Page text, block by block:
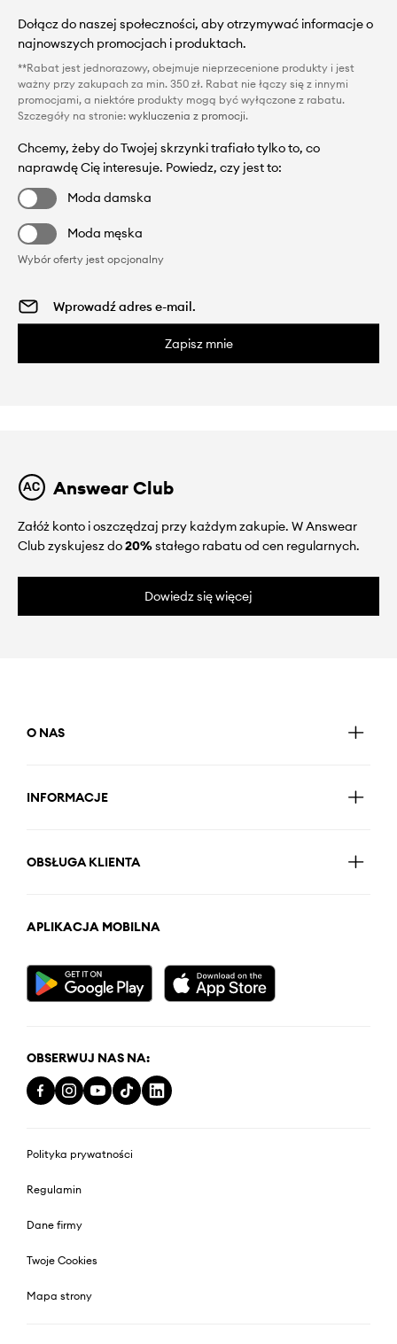
Dołącz do naszej społeczności, aby otrzymywać informacje o
najnowszych promocjach i produktach.
**Rabat jest jednorazowy, obejmuje nieprzecenione produkty i jest
ważny przy zakupach za min. 350 zł. Rabat nie łączy się z innymi
promocjami, a niektóre produkty mogą być wyłączone z rabatu.
Szczegóły na stronie: wykluczenia z promocji.
Chcemy, żeby do Twojej skrzynki trafiało tylko to, co
naprawdę Cię interesuje. Powiedz, czy jest to:
Moda damska
Moda męska
Wybór oferty jest opcjonalny
Zapisz mnie
Answear Club
Załóż konto i oszczędzaj przy każdym zakupie. W Answear
Club zyskujesz do20%stałego rabatu od cen regularnych.
Dowiedz się więcej
O NAS
INFORMACJE
OBSŁUGA KLIENTA
APLIKACJA MOBILNA
OBSERWUJ NAS NA:
Polityka prywatności
Regulamin
Dane firmy
Twoje Cookies
Mapa strony